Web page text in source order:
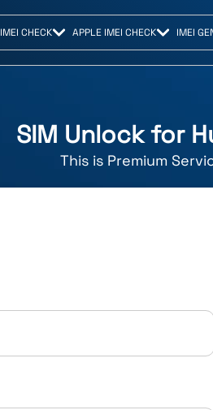
IMEI CHECK APPLE IMEI CHECK IMEI
SIM Unlock for
This is Premium